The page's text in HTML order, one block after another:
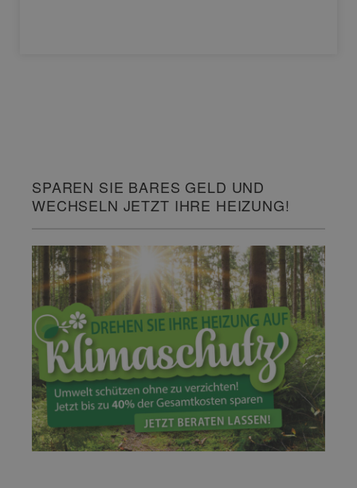
SPAREN SIE BARES GELD UND
WECHSELN JETZT IHRE HEIZUNG!